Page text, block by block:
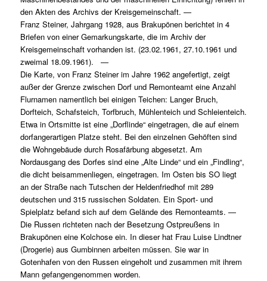
den Akten des Archivs der Kreisgemeinschaft. —
Franz Steiner, Jahrgang 1928, aus Brakupönen berichtet in 4
Briefen von einer Gemarkungskarte, die im Archiv der
Kreisgemeinschaft vorhanden ist. (23.02.1961, 27.10.1961 und
zweimal 18.09.1961). —
Die Karte, von Franz Steiner im Jahre 1962 angefertigt, zeigt
außer der Grenze zwischen Dorf und Remonteamt eine Anzahl
Flurnamen namentlich bei einigen Teichen: Langer Bruch,
Dorfteich, Schafsteich, Torfbruch, Mühlenteich und Schleienteich.
Etwa in Ortsmitte ist eine „Dorflinde“ eingetragen, die auf einem
dorfangerartigen Platze steht. Bei den einzelnen Gehöften sind
die Wohngebäude durch Rosafärbung abgesetzt. Am
Nordausgang des Dorfes sind eine „Alte Linde“ und ein „Findling“,
die dicht beisammenliegen, eingetragen. Im Osten bis SO liegt
an der Straße nach Tutschen der Heldenfriedhof mit 289
deutschen und 315 russischen Soldaten. Ein Sport- und
Spielplatz befand sich auf dem Gelände des Remonteamts. —
Die Russen richteten nach der Besetzung Ostpreußens in
Brakupönen eine Kolchose ein. In dieser hat Frau Luise Lindtner
(Drogerie) aus Gumbinnen arbeiten müssen. Sie war in
Gotenhafen von den Russen eingeholt und zusammen mit ihrem
Mann gefangengenommen worden.